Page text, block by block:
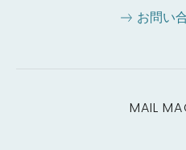
お問い
MAIL